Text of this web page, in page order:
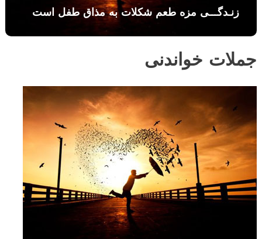
زنـدگـــی مزه طعم شکلات به مذاق طفل است
جملات خواندنی